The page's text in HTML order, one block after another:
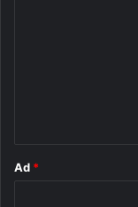
Ad *